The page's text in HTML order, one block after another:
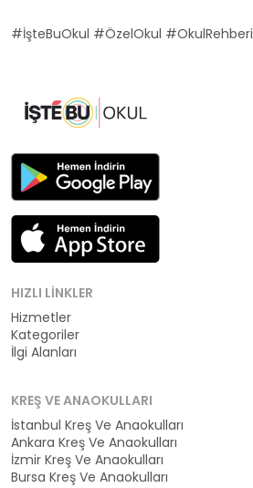
#İşteBuOkul #ÖzelOkul #OkulRehberi
HIZLI LINKLER
Hizmetler
Kategoriler
İlgi Alanları
KREŞ VE ANAOKULLARI
İstanbul Kreş Ve Anaokulları
Ankara Kreş Ve Anaokulları
İzmir Kreş Ve Anaokulları
Bursa Kreş Ve Anaokulları